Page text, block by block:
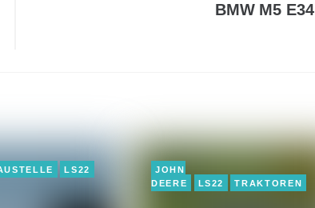
BMW M5 E34
LS22
JOHN
DEERE
LS22 TRAKTOREN